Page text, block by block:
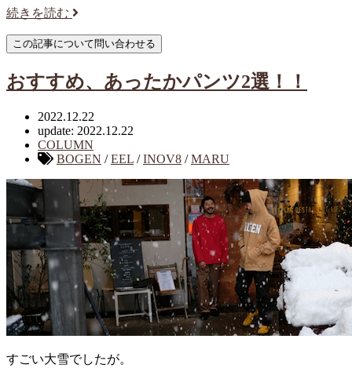
続きを読む
おすすめ、あったかパンツ2選！！
2022.12.22
update: 2022.12.22
COLUMN
BOGEN /EEL /INOV8 /MARU
すごい大雪でしたが。